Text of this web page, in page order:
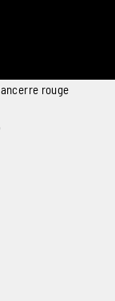
rouge